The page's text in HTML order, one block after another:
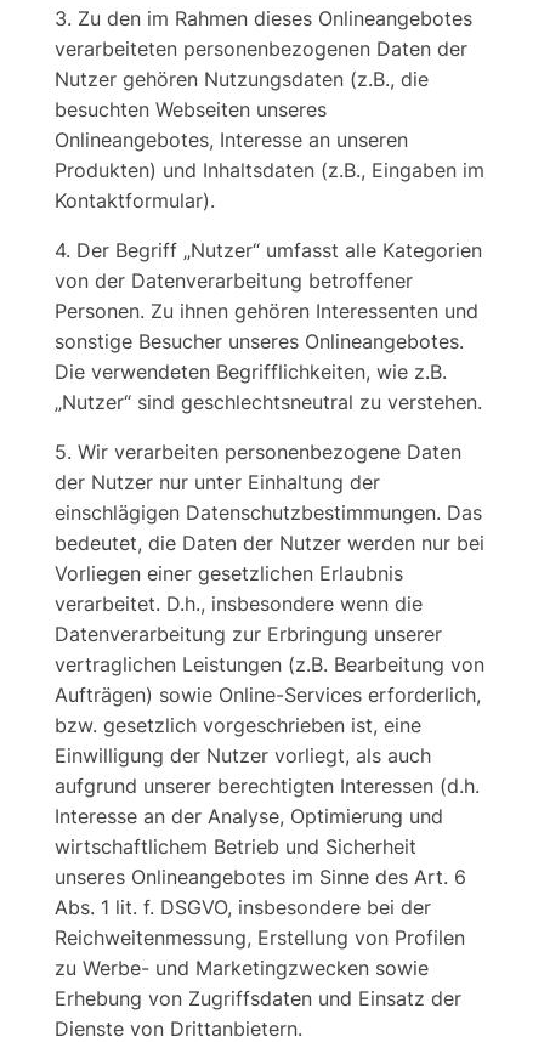
3. Zu den im Rahmen dieses Onlineangebotes
verarbeiteten personenbezogenen Daten der
Nutzer gehören Nutzungsdaten (z.B., die
besuchten Webseiten unseres
Onlineangebotes, Interesse an unseren
Produkten) und Inhaltsdaten (z.B., Eingaben im
Kontaktformular).
4. Der Begriff „Nutzer“ umfasst alle Kategorien
von der Datenverarbeitung betroffener
Personen. Zu ihnen gehören Interessenten und
sonstige Besucher unseres Onlineangebotes.
Die verwendeten Begrifflichkeiten, wie z.B.
„Nutzer“ sind geschlechtsneutral zu verstehen.
5. Wir verarbeiten personenbezogene Daten
der Nutzer nur unter Einhaltung der
einschlägigen Datenschutzbestimmungen. Das
bedeutet, die Daten der Nutzer werden nur bei
Vorliegen einer gesetzlichen Erlaubnis
verarbeitet. D.h., insbesondere wenn die
Datenverarbeitung zur Erbringung unserer
vertraglichen Leistungen (z.B. Bearbeitung von
Aufträgen) sowie Online-Services erforderlich,
bzw. gesetzlich vorgeschrieben ist, eine
Einwilligung der Nutzer vorliegt, als auch
aufgrund unserer berechtigten Interessen (d.h.
Interesse an der Analyse, Optimierung und
wirtschaftlichem Betrieb und Sicherheit
unseres Onlineangebotes im Sinne des Art. 6
Abs. 1 lit. f. DSGVO, insbesondere bei der
Reichweitenmessung, Erstellung von Profilen
zu Werbe- und Marketingzwecken sowie
Erhebung von Zugriffsdaten und Einsatz der
Dienste von Drittanbietern.